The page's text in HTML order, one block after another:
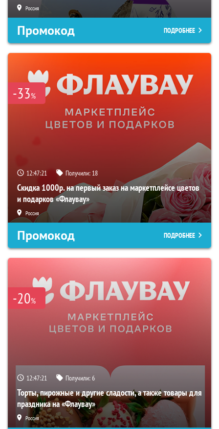
Россия
Промокод ПОДРОБНЕЕ
-33%
12:47:20 Получили: 18
Скидка 1000р. на первый заказ на маркетплейсе цветов
и подарков «Флаувау»
Россия
Промокод ПОДРОБНЕЕ
-20%
12:47:20 Получили:6
Торты, пирожные и другие сладости, а также товары для
праздника на «Флаувау»
Россия